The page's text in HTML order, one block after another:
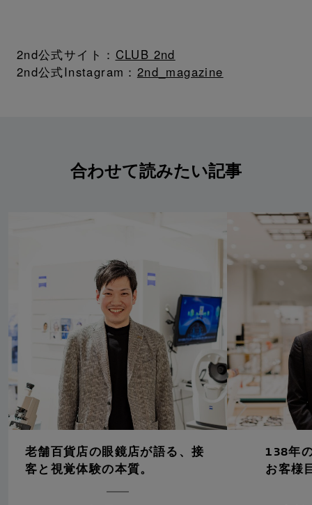
2nd公式サイト： CLUB 2nd
2nd公式Instagram： 2nd_magazine
合わせて読みたい記事
老舗百貨店の眼鏡店が語る、接
客と視覚体験の本質。
138年
お客様